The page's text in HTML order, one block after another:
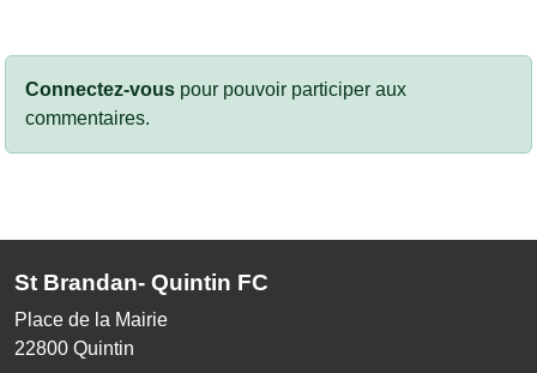
Connectez-vous pour pouvoir participer aux
commentaires.
St Brandan- Quintin FC
Place de la Mairie
22800 Quintin